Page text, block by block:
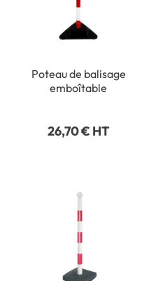
Poteau de balisage
emboîtable
26,70 € HT